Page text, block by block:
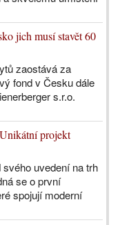
jich musí stavět 60
zaostává za
fond v Česku dále
s.r.o.
projekt
uvedení na trh
se o první
spojují moderní